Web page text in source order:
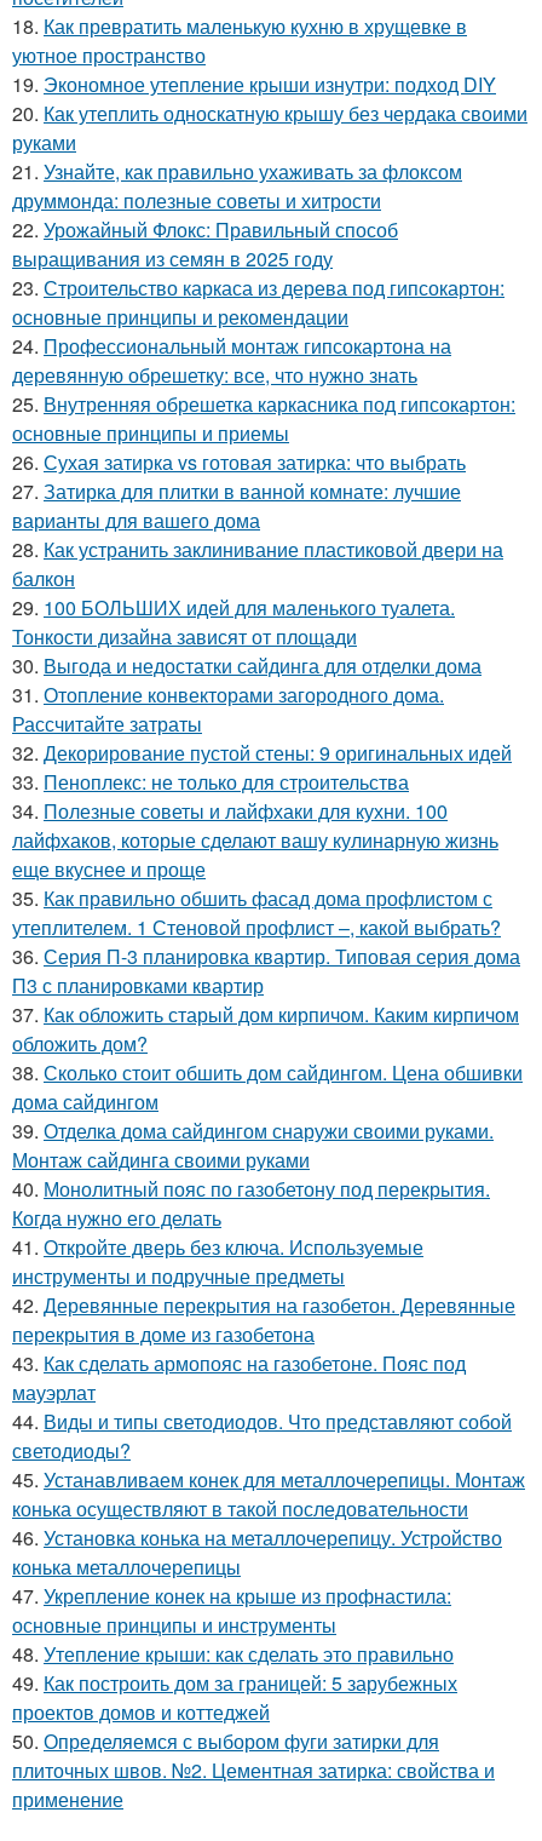
18. Как превратить маленькую кухню в хрущевке в
уютное пространство
19. Экономное утепление крыши изнутри: подход DIY
20. Как утеплить односкатную крышу без чердака своими
руками
21. Узнайте, как правильно ухаживать за флоксом
друммонда: полезные советы и хитрости
22. Урожайный Флокс: Правильный способ
выращивания из семян в 2025 году
23. Строительство каркаса из дерева под гипсокартон:
основные принципы и рекомендации
24. Профессиональный монтаж гипсокартона на
деревянную обрешетку: все, что нужно знать
25. Внутренняя обрешетка каркасника под гипсокартон:
основные принципы и приемы
26. Сухая затирка vs готовая затирка: что выбрать
27. Затирка для плитки в ванной комнате: лучшие
варианты для вашего дома
28. Как устранить заклинивание пластиковой двери на
балкон
29. 100 БОЛЬШИХ идей для маленького туалета.
Тонкости дизайна зависят от площади
30. Выгода и недостатки сайдинга для отделки дома
31. Отопление конвекторами загородного дома.
Рассчитайте затраты
32. Декорирование пустой стены: 9 оригинальных идей
33. Пеноплекс: не только для строительства
34. Полезные советы и лайфхаки для кухни. 100
лайфхаков, которые сделают вашу кулинарную жизнь
еще вкуснее и проще
35. Как правильно обшить фасад дома профлистом с
утеплителем. 1 Стеновой профлист –, какой выбрать?
36. Серия П-3 планировка квартир. Типовая серия дома
П3 с планировками квартир
37. Как обложить старый дом кирпичом. Каким кирпичом
обложить дом?
38. Сколько стоит обшить дом сайдингом. Цена обшивки
дома сайдингом
39. Отделка дома сайдингом снаружи своими руками.
Монтаж сайдинга своими руками
40. Монолитный пояс по газобетону под перекрытия.
Когда нужно его делать
41. Откройте дверь без ключа. Используемые
инструменты и подручные предметы
42. Деревянные перекрытия на газобетон. Деревянные
перекрытия в доме из газобетона
43. Как сделать армопояс на газобетоне. Пояс под
мауэрлат
44. Виды и типы светодиодов. Что представляют собой
светодиоды?
45. Устанавливаем конек для металлочерепицы. Монтаж
конька осуществляют в такой последовательности
46. Установка конька на металлочерепицу. Устройство
конька металлочерепицы
47. Укрепление конек на крыше из профнастила:
основные принципы и инструменты
48. Утепление крыши: как сделать это правильно
49. Как построить дом за границей: 5 зарубежных
проектов домов и коттеджей
50. Определяемся с выбором фуги затирки для
плиточных швов. №2. Цементная затирка: свойства и
применение